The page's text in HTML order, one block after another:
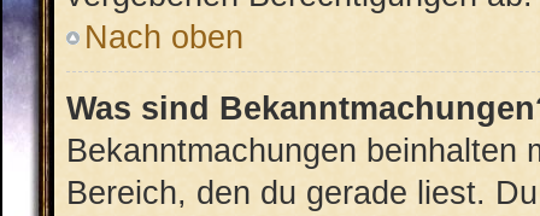
Nach oben
Was sind
Bekanntmachungen beinhalten
Bereich, den du gerade liest.